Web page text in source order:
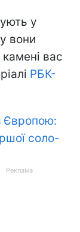
у
вони
камені вас
РБК-
Європою:
соло-